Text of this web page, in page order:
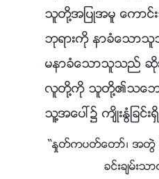
သူတို႔အျပဳအမူ ေကာ
ဘုရားကို နာခံေသာ
မနာခံေသာသူသည္
လူတို႔ကို သူတို႔၏သေဘ
သူ႔အေပၚ၌ က်ိဳးႏြံျခ
“ႏႈတ္ကပတ္ေတာ္၊ အတြဲ
ခင္းခ်မ္း